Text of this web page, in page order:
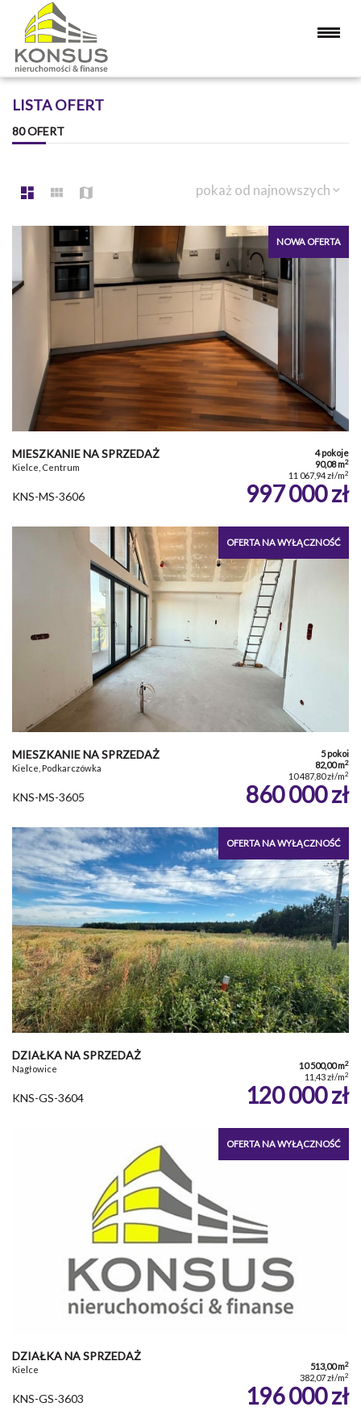
LISTA OFERT
80 OFERT
pokaż od najnowszych
NOWA OFERTA
MIESZKANIE NA SPRZEDAŻ
Kielce, Centrum
4 pokoje
90,08 m2
11 067,94 zł/m2
KNS-MS-3606 997 000 zł
OFERTA NA WYŁĄCZNOŚĆ
MIESZKANIE NA SPRZEDAŻ
Kielce, Podkarczówka
5 pokoi
82,00 m2
10 487,80 zł/m2
KNS-MS-3605 860 000 zł
OFERTA NA WYŁĄCZNOŚĆ
DZIAŁKA NA SPRZEDAŻ
Nagłowice 10 500,00 m2
11,43 zł/m2
KNS-GS-3604 120 000 zł
OFERTA NA WYŁĄCZNOŚĆ
DZIAŁKA NA SPRZEDAŻ
Kielce 513,00 m2
382,07 zł/m2
KNS-GS-3603 196 000 zł